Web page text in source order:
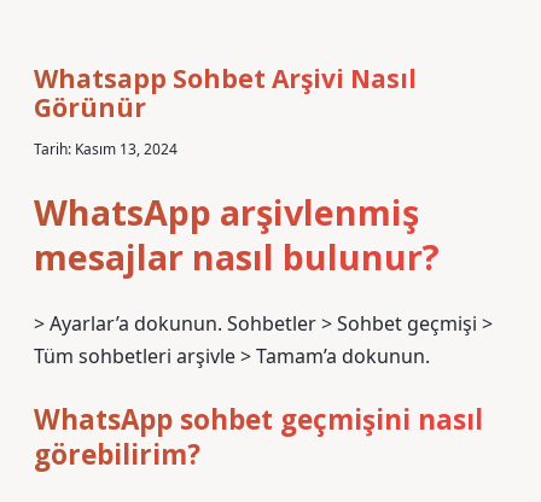
Whatsapp Sohbet Arşivi Nasıl
Görünür
Tarih: Kasım 13, 2024
WhatsApp arşivlenmiş
mesajlar nasıl bulunur?
> Ayarlar’a dokunun. Sohbetler > Sohbet geçmişi >
Tüm sohbetleri arşivle > Tamam’a dokunun.
WhatsApp sohbet geçmişini nasıl
görebilirim?